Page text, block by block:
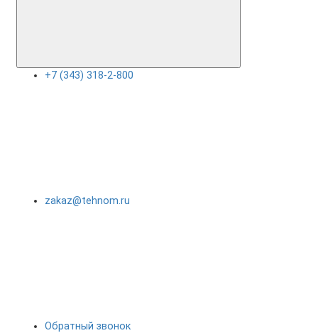
+7 (343) 318-2-800
zakaz@tehnom.ru
Обратный звонок